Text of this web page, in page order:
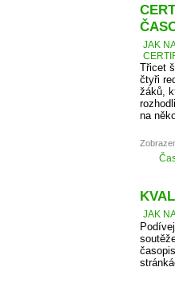
JAK
Třicet
čtyři
žáků,
na
JAK